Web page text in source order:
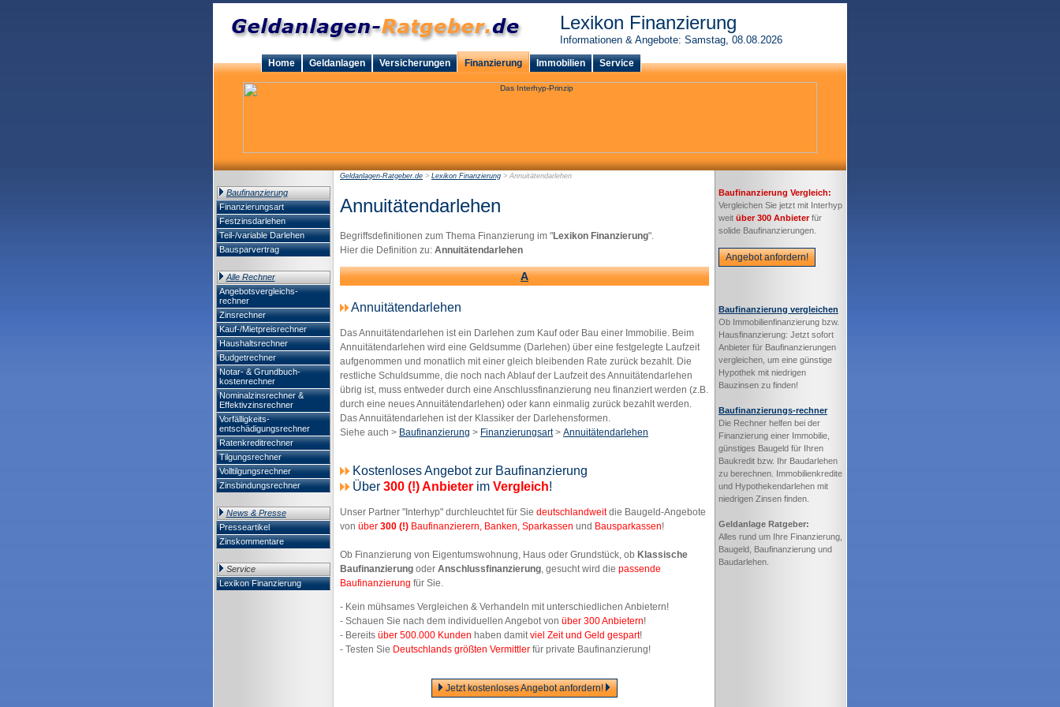
Lexikon Finanzierung
Informationen & Angebote: Samstag, 08.08.2026
Home Geldanlagen Versicherungen Finanzierung Immobilien Service
Baufinanzierung
Finanzierungsart
Festzinsdarlehen
Teil-/variable Darlehen
Bausparvertrag
Alle Rechner
Angebotsvergleichs-
rechner
Zinsrechner
Kauf-/Mietpreisrechner
Haushaltsrechner
Budgetrechner
Notar- & Grundbuch-
kostenrechner
Nominalzinsrechner &
Effektivzinsrechner
Vorfälligkeits-
entschädigungsrechner
Ratenkreditrechner
Tilgungsrechner
Volltilgungsrechner
Zinsbindungsrechner
News & Presse
Presseartikel
Zinskommentare
Service
Lexikon Finanzierung
Geldanlagen-Ratgeber.de > Lexikon Finanzierung > Annuitätendarlehen
Annuitätendarlehen
Begriffsdefinitionen zum Thema Finanzierung im "Lexikon Finanzierung".
Hier die Definition zu: Annuitätendarlehen
A
Annuitätendarlehen
Das Annuitätendarlehen ist ein Darlehen zum Kauf oder Bau einer Immobilie. Beim
Annuitätendarlehen wird eine Geldsumme (Darlehen) über eine festgelegte Laufzeit
aufgenommen und monatlich mit einer gleich bleibenden Rate zurück bezahlt. Die
restliche Schuldsumme, die noch nach Ablauf der Laufzeit des Annuitätendarlehen
übrig ist, muss entweder durch eine Anschlussfinanzierung neu finanziert werden (z.B.
durch eine neues Annuitätendarlehen) oder kann einmalig zurück bezahlt werden.
Das Annuitätendarlehen ist der Klassiker der Darlehensformen.
Siehe auch > Baufinanzierung > Finanzierungsart> Annuitätendarlehen
Kostenloses Angebot zur Baufinanzierung
Über 300 (!) Anbieter im Vergleich!
Unser Partner "Interhyp" durchleuchtet für Sie deutschlandweitdie Baugeld-Angebote
von über 300 (!) Baufinanzierern, Banken, Sparkassen und Bausparkassen!
Ob Finanzierung von Eigentumswohnung, Haus oder Grundstück, ob Klassische
Baufinanzierung oder Anschlussfinanzierung, gesucht wird die passende
Baufinanzierung für Sie.
- Kein mühsames Vergleichen & Verhandeln mit unterschiedlichen Anbietern!
- Schauen Sie nach dem individuellen Angebot von über 300 Anbietern!
- Bereits über 500.000 Kunden haben damitviel Zeit und Geld gespart!
- Testen Sie Deutschlands größten Vermittler für private Baufinanzierung!
Jetzt kostenloses Angebot anfordern!
Baufinanzierung Vergleich:
Vergleichen Sie jetzt mit Interhyp
weit über 300 Anbieterfür
solide Baufinanzierungen.
Angebot anfordern!
Baufinanzierung vergleichen
Ob Immobilienfinanzierung bzw.
Hausfinanzierung: Jetzt sofort
Anbieter für Baufinanzierungen
vergleichen, um eine günstige
Hypothek mit niedrigen
Bauzinsen zu finden!
Baufinanzierungs-rechner
Die Rechner helfen bei der
Finanzierung einer Immobilie,
günstiges Baugeld für Ihren
Baukredit bzw. Ihr Baudarlehen
zu berechnen. Immobilienkredite
und Hypothekendarlehen mit
niedrigen Zinsen finden.
Geldanlage Ratgeber:
Alles rund um Ihre Finanzierung,
Baugeld, Baufinanzierung und
Baudarlehen.